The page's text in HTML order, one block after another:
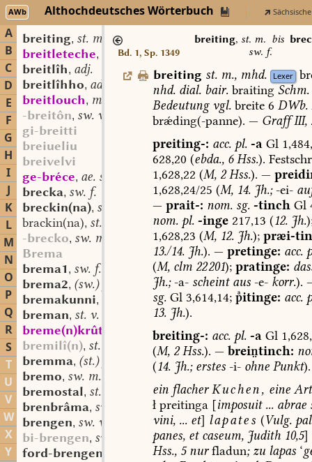
AWb Althochdeutsches Wörterbuch
A
B
C
D
E
F
G
H
I
J
K
L
M
N
O
P
Q
R
S
T
U
V
W
X
Y
breiting, st. m.
breitleteche,
mhd. f.
breitlîh, adj.
breitlîhho, adv.
breitlouch, mhd. st. m.
-breitôn, sw. v.
gi-breitti
breiueliu
breivelvi
ge-bréce, ae. st. n.
brecka, sw. f.
breckin(na), st. f.
brackin(na), st. f.
-brecko, sw. m.
Brema
brema1, sw. f.
brema2, (sw.) f.
bremakunni,
breman, st. v.
breme(n)krût
mhd. st. n.
bremilî(n), st. n.
bremma, (st.) f.
bremo, sw. m.
bremostal, st. m.
brenbrâma, sw. f.
brengen, sw. v.
bi-brengen, sw. v.
ford-brengen
Bd. 1, Sp. 1349
breiting, st. m. bis
sw. f.
breiting st. m., mhd. Lexer
nhd.dial.bair.braiting Schm.
Bedeutungvgl.breite6 DWb.
brǽding(-panne). — GraffIII,
preiting-: acc.pl. -aGl
628,20 (ebda.,6Hss.).
1,628,22 (M,2Hss.). —
1,628,24/25 (M,14.Jh.;-ei-
— prait-: nom.sg. -tinchGl
nom.pl. -inge217,13 (12.Jh.
1,628,23 (M,12.Jh.); præi-
13./14.Jh.). — pretinge: acc.
(M,clm22 201); pratinge:
Jh.;-a- scheintaus-e- korr.).
sg.Gl3,614,14; itinge: acc.
13.Jh.).
breiting-: acc.pl. -aGl
(M, 2Hss.). — breitinch:
(14.Jh.; erstes-i- ohnePunkt).
einflacher Kuchen, eine Art
ł preitinga[imposuit...abrae
vini,...et] lapates (Vulg.
panes,etcaseum,Judith 10,5]
Hss.,5nurfladun;zulapas‘